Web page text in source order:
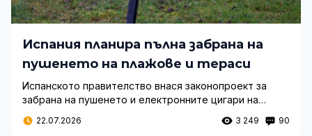
Испания планира пълна забрана на
пушенето на плажове и тераси
Испанското правителство внася законопроект за
забрана на пушенето и електронните цигари на
обществени места, включително плажове, тераси и
кампуси. Вижте подробностите.
22.07.2026 3 249 90